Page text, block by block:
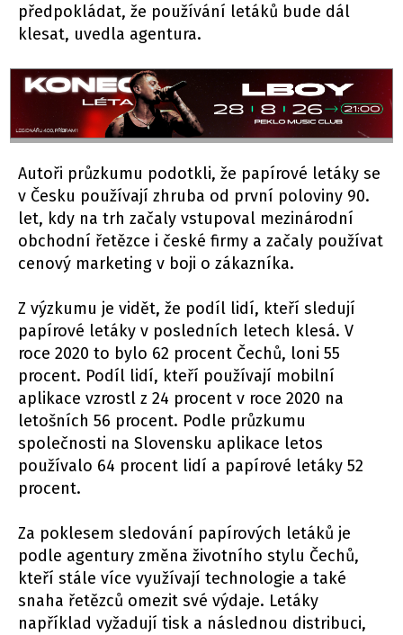
předpokládat, že používání letáků bude dál
klesat, uvedla agentura.
Autoři průzkumu podotkli, že papírové letáky se
v Česku používají zhruba od první poloviny 90.
let, kdy na trh začaly vstupoval mezinárodní
obchodní řetězce i české firmy a začaly používat
cenový marketing v boji o zákazníka.
Z výzkumu je vidět, že podíl lidí, kteří sledují
papírové letáky v posledních letech klesá. V
roce 2020 to bylo 62 procent Čechů, loni 55
procent. Podíl lidí, kteří používají mobilní
aplikace vzrostl z 24 procent v roce 2020 na
letošních 56 procent. Podle průzkumu
společnosti na Slovensku aplikace letos
používalo 64 procent lidí a papírové letáky 52
procent.
Za poklesem sledování papírových letáků je
podle agentury změna životního stylu Čechů,
kteří stále více využívají technologie a také
snaha řetězců omezit své výdaje. Letáky
například vyžadují tisk a následnou distribuci,